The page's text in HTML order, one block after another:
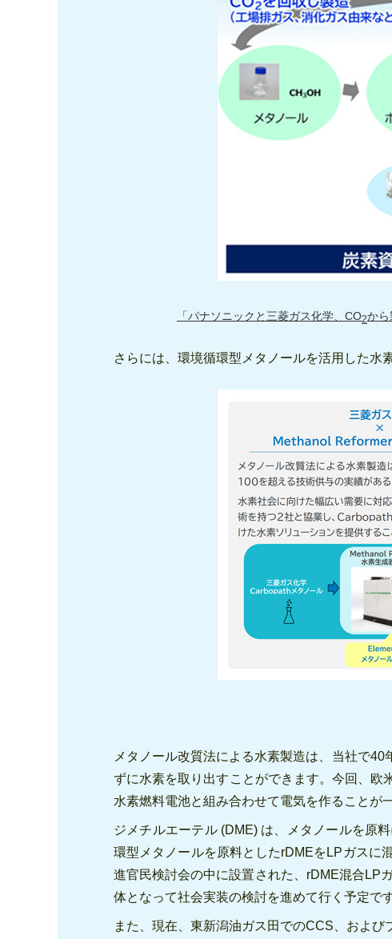
「パナソニックと三菱ガス化学、CO2から
さらには、環境循環型メタノールを活用した水
メタノール改質法による水素製造は、当社で
ずに水素を取り出すことができます。今回、欧
水素燃料電池と組み合わせて電気を作ることが
ジメチルエーテル (DME) は、メタノールを原
環型メタノールを原料としたrDMEをLPガスに
進官民検討会の中に設置された、rDME混合LP
体となって社会実装の検討を進めて行く予定です
また、現在、東新潟油ガス田でのCCS、およ